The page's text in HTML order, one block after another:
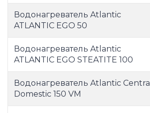
Водонагреватель Atlantic
ATLANTIC EGO 50
Водонагреватель Atlantic
ATLANTIC EGO STEATITE 100
Водонагреватель Atlantic Central
Domestic 150 VM